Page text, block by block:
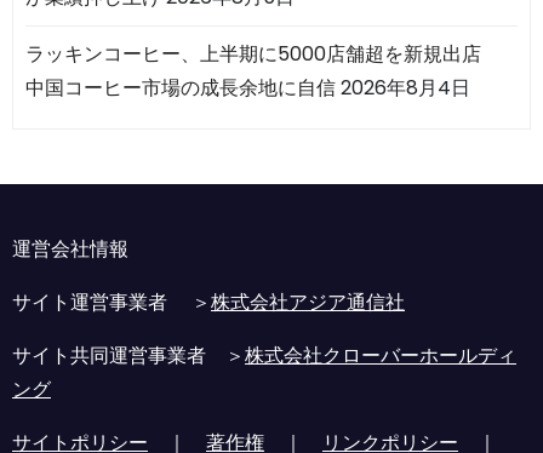
ラッキンコーヒー、上半期に5000店舗超を新規出店
中国コーヒー市場の成長余地に自信2026年8月4日
運営会社情報
サイト運営事業者 ＞株式会社アジア通信社
サイト共同運営事業者 ＞株式会社クローバーホールディ
ング
サイトポリシー ｜ 著作権 ｜ リンクポリシー ｜